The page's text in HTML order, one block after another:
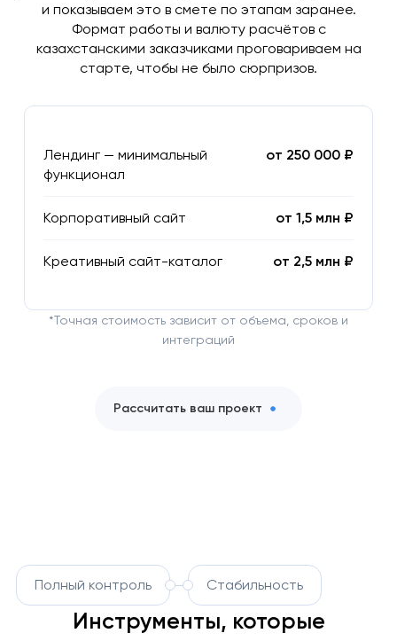
и показываем это в смете по этапам заранее.
Формат работы и валюту расчётов с
казахстанскими заказчиками проговариваем на
старте, чтобы не было сюрпризов.
Лендинг — минимальный
функционал
от 250 000 ₽
Корпоративный сайт от 1,5 млн ₽
Креативный сайт-каталог от 2,5 млн ₽
*Точная стоимость зависит от объема, сроков и
интеграций
Рассчитать ваш проект
Полный контроль Стабильность
Инструменты, которые